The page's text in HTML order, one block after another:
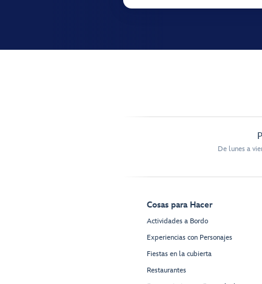
De lunes a
Cosas para Hacer
Actividades a Bordo
Experiencias con Personajes
Fiestas en la cubierta
Restaurantes